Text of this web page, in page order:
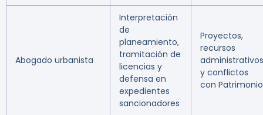
Abogado urbanista
Interpretación
de
planeamiento,
tramitación de
licencias y
defensa en
expedientes
sancionadores
Proyectos,
recursos
administrativos
y conflictos
con Patrimonio